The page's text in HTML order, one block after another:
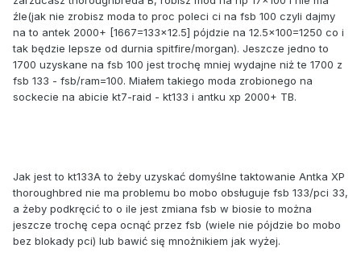
źle(jak nie zrobisz moda to proc poleci ci na fsb 100 czyli dajmy
na to antek 2000+ [1667=133x12.5] pójdzie na 12.5x100=1250 co i
tak będzie lepsze od durnia spitfire/morgan). Jeszcze jedno to
1700 uzyskane na fsb 100 jest trochę mniej wydajne niż te 1700 z
fsb 133 - fsb/ram=100. Miałem takiego moda zrobionego na
sockecie na abicie kt7-raid - kt133 i antku xp 2000+ TB.
Jak jest to kt133A to żeby uzyskać domyślne taktowanie Antka XP
thoroughbred nie ma problemu bo mobo obsługuje fsb 133/pci 33,
a żeby podkręcić to o ile jest zmiana fsb w biosie to można
jeszcze trochę cepa ocnąć przez fsb (wiele nie pójdzie bo mobo
bez blokady pci) lub bawić się mnożnikiem jak wyżej.